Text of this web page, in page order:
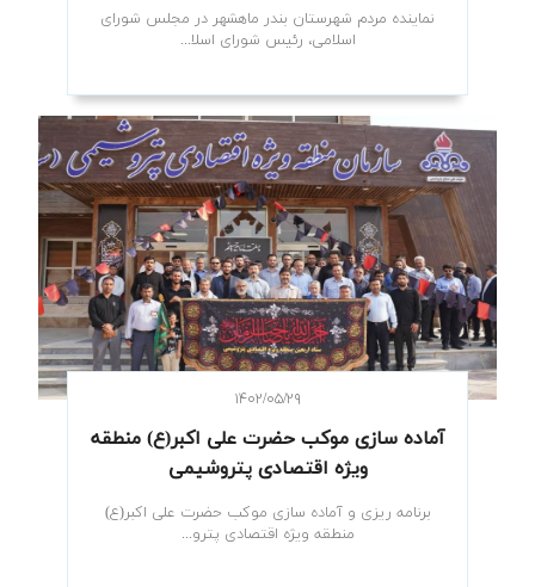
نماینده مردم شهرستان بندر ماهشهر در مجلس شورای
اسلامی، رئیس شورای اسلا...
۱۴۰۲/۰۵/۲۹
آماده سازی موکب حضرت علی اکبر(ع) منطقه
ویژه اقتصادی پتروشیمی
برنامه ریزی و آماده سازی موکب حضرت علی اکبر(ع)
منطقه ویژه اقتصادی پترو...